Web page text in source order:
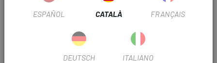
ESPAÑOL CATALÀ FRANÇAIS
DEUTSCH ITALIANO